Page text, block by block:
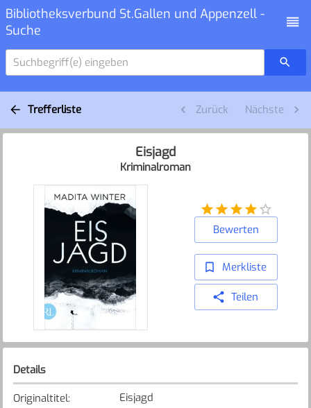
Bibliotheksverbund St.Gallen und Appenzell -
Suche
Suchbegriff(e) eingeben
Trefferliste Zurück Nächste
Eisjagd
Kriminalroman
Bewerten
Merkliste
Teilen
Details
Originaltitel:
Eisjagd